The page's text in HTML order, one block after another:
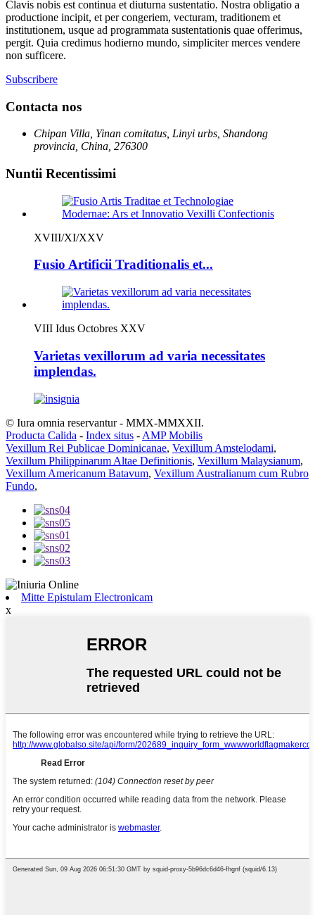
Clavis nobis est continua et diuturna sustentatio. Nostra obligatio a
productione incipit, et per congeriem, vecturam, traditionem et
institutionem, usque ad programmata sustentationis quae offerimus,
pergit. Quia credimus hodierno mundo, simpliciter merces vendere
non sufficere.
Subscribere
Contacta nos
Chipan Villa, Yinan comitatus, Linyi urbs, Shandong
provincia, China, 276300
Nuntii Recentissimi
XVIII/XI/XXV
Fusio Artificii Traditionalis et...
VIII Idus Octobres XXV
Varietas vexillorum ad varia necessitates
implendas.
© Iura omnia reservantur - MMX-MMXXII.
Producta Calida - Index situs - AMP Mobilis
Vexillum Rei Publicae Dominicanae, Vexillum Amstelodami,
Vexillum Philippinarum Altae Definitionis, Vexillum Malaysianum,
Vexillum Americanum Batavum, Vexillum Australianum cum Rubro
Fundo,
Mitte Epistulam Electronicam
x